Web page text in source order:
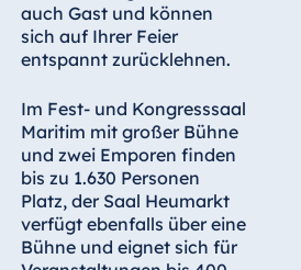
Blue Albena
Hotel Amelia
China
Hotel Taicang
Garden
Hotel &
auch Gast und können
sich auf Ihrer Feier
entspannt zurücklehnen.
Im Fest- und Kongresssaal
Maritim mit großer Bühne
und zwei Emporen finden
bis zu 1.630 Personen
Platz, der Saal Heumarkt
verfügt ebenfalls über eine
Bühne und eignet sich für